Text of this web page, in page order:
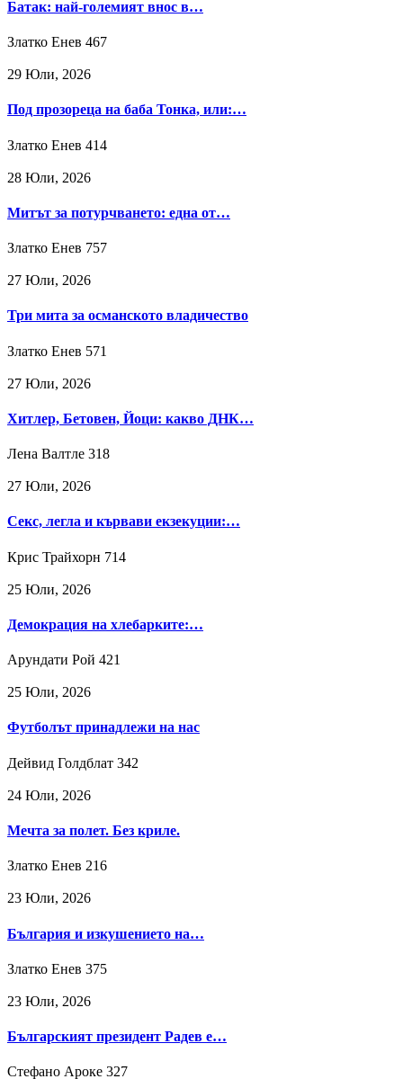
Батак: най-големият внос в…
Златко Енев 467
29 Юли, 2026
Под прозореца на баба Тонка, или:…
Златко Енев 414
28 Юли, 2026
Митът за потурчването: една от…
Златко Енев 757
27 Юли, 2026
Три мита за османското владичество
Златко Енев 571
27 Юли, 2026
Хитлер, Бетовен, Йоци: какво ДНК…
Лена Валтле 318
27 Юли, 2026
Секс, легла и кървави екзекуции:…
Крис Трайхорн 714
25 Юли, 2026
Демокрация на хлебарките:…
Арундати Рой 421
25 Юли, 2026
Футболът принадлежи на нас
Дейвид Голдблат 342
24 Юли, 2026
Мечта за полет. Без криле.
Златко Енев 216
23 Юли, 2026
България и изкушението на…
Златко Енев 375
23 Юли, 2026
Българският президент Радев е…
Стефано Ароке 327